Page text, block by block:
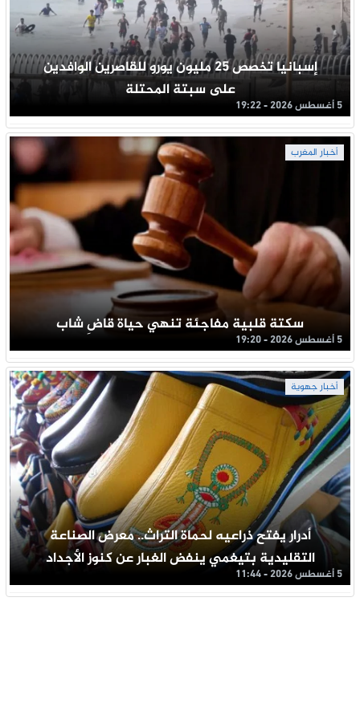
إسبانيا تخصص 25 مليون يورو للقاصرين الوافدين
على سبتة المحتلة
5 أغسطس 2026 - 19:22
أخبار المغرب
سكتة قلبية مفاجئة تنهي حياة قاضِ شاب
5 أغسطس 2026 - 19:20
أخبار جهوية
أدرار يفتح ذراعيه لحماة التراث.. معرض الصناعة
التقليدية بتيغمي ينفض الغبار عن كنوز الأجداد
5 أغسطس 2026 - 11:44